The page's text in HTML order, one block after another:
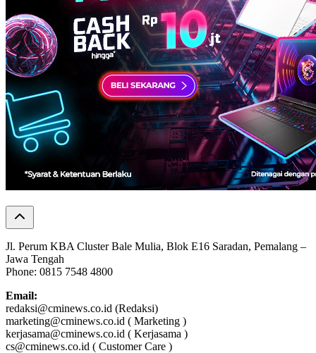
Jl. Perum KBA Cluster Bale Mulia, Blok E16 Saradan, Pemalang –
Jawa Tengah
Phone: 0815 7548 4800
Email:
redaksi@cminews.co.id (Redaksi)
marketing@cminews.co.id ( Marketing )
kerjasama@cminews.co.id ( Kerjasama )
cs@cminews.co.id ( Customer Care )